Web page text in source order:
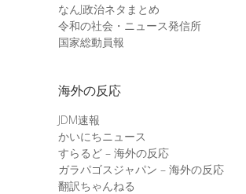
なんJ政治ネタまとめ
令和の社会・ニュース発信所
国家総動員報
海外の反応
JDM速報
かいにちニュース
すらるど – 海外の反応
ガラパゴスジャパン – 海外の反応
翻訳ちゃんねる